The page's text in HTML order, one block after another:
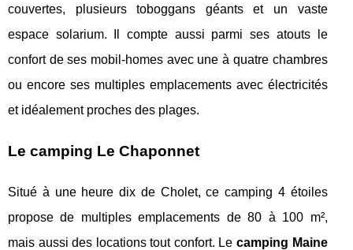
couvertes, plusieurs toboggans géants et un vaste
espace solarium. Il compte aussi parmi ses atouts le
confort de ses mobil-homes avec une à quatre chambres
ou encore ses multiples emplacements avec électricités
et idéalement proches des plages.
Le camping Le Chaponnet
Situé à une heure dix de Cholet, ce camping 4 étoiles
propose de multiples emplacements de 80 à 100 m²,
mais aussi des locations tout confort. Lecamping Maine